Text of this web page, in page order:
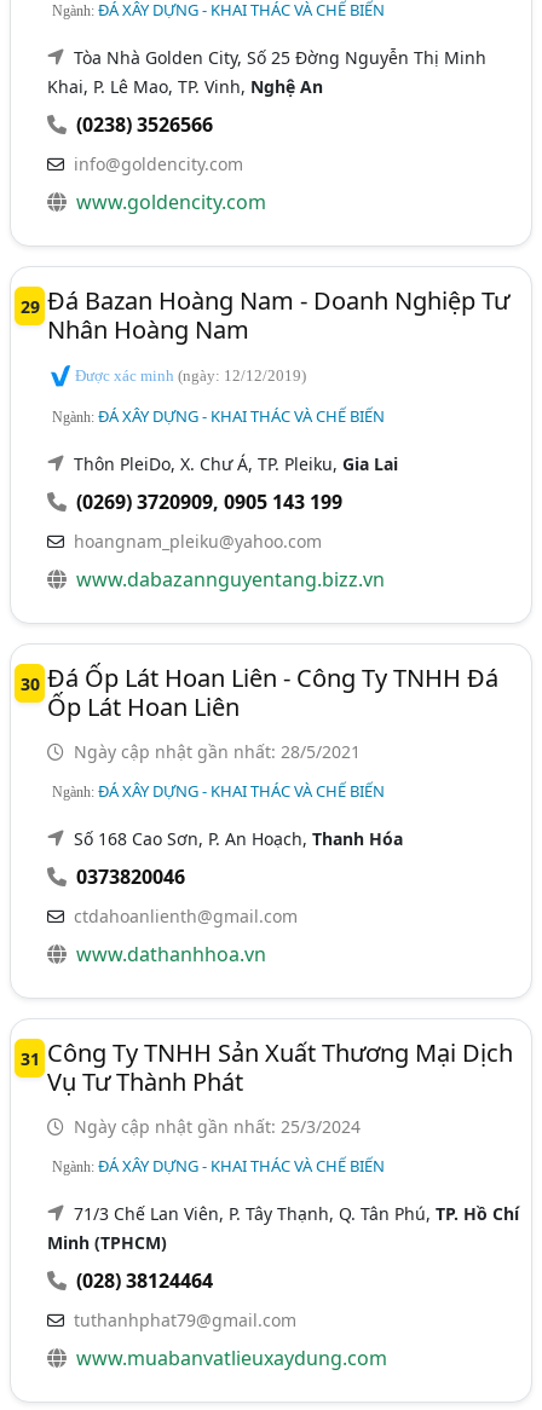
Ngành:ĐÁ XÂY DỰNG - KHAI THÁC VÀ CHẾ BIẾN
Tòa Nhà Golden City, Số 25 Đờng Nguyễn Thị Minh
Khai, P. Lê Mao, TP. Vinh, Nghệ An
(0238) 3526566
info@goldencity.com
www.goldencity.com
29 Đá Bazan Hoàng Nam - Doanh Nghiệp Tư
Nhân Hoàng Nam
Được xác minh(ngày: 12/12/2019)
Ngành:ĐÁ XÂY DỰNG - KHAI THÁC VÀ CHẾ BIẾN
Thôn PleiDo, X. Chư Á, TP. Pleiku,Gia Lai
(0269) 3720909,0905 143 199
hoangnam_pleiku@yahoo.com
www.dabazannguyentang.bizz.vn
30 Đá Ốp Lát Hoan Liên - Công Ty TNHH Đá
Ốp Lát Hoan Liên
Ngày cập nhật gần nhất: 28/5/2021
Ngành:ĐÁ XÂY DỰNG - KHAI THÁC VÀ CHẾ BIẾN
Số 168 Cao Sơn, P. An Hoạch,Thanh Hóa
0373820046
ctdahoanlienth@gmail.com
www.dathanhhoa.vn
31 Công Ty TNHH Sản Xuất Thương Mại Dịch
Vụ Tư Thành Phát
Ngày cập nhật gần nhất: 25/3/2024
Ngành:ĐÁ XÂY DỰNG - KHAI THÁC VÀ CHẾ BIẾN
71/3 Chế Lan Viên, P. Tây Thạnh, Q. Tân Phú,TP. Hồ Chí
Minh (TPHCM)
(028) 38124464
tuthanhphat79@gmail.com
www.muabanvatlieuxaydung.com